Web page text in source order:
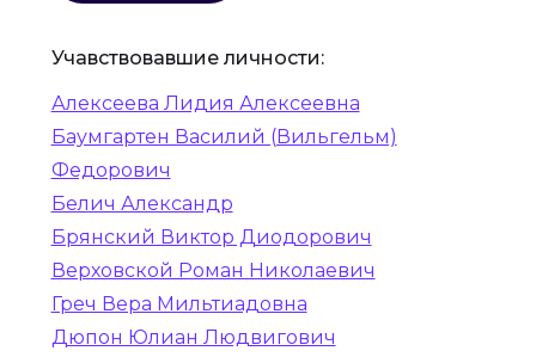
Учавствовавшие личности:
Алексеева Лидия Алексеевна
Баумгартен Василий (Вильгельм)
Федорович
Белич Александр
Брянский Виктор Диодорович
Верховской Роман Николаевич
Греч Вера Мильтиадовна
Дюпон Юлиан Людвигович